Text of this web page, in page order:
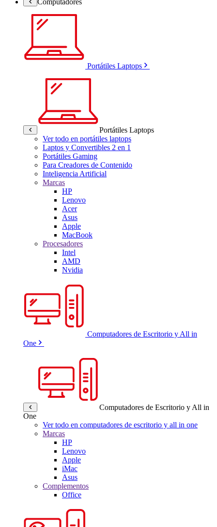
Portátiles Laptops
Portátiles Laptops
Ver todo en portátiles laptops
Laptos y Convertibles 2 en 1
Portátiles Gaming
Para Creadores de Contenido
Inteligencia Artificial
Marcas
HP
Lenovo
Acer
Asus
Apple
MacBook
Procesadores
Intel
AMD
Nvidia
Computadores de Escritorio y All in
One
Computadores de Escritorio y All in
One
Ver todo en computadores de escritorio y all in one
Marcas
HP
Lenovo
Apple
iMac
Asus
Complementos
Office